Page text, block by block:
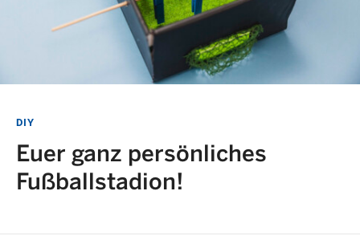
Freitag
FREITAG 09:00
DIY
Euer ganz persönliches
Fußballstadion!